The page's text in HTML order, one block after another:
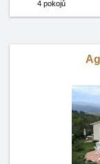
4 pokojů